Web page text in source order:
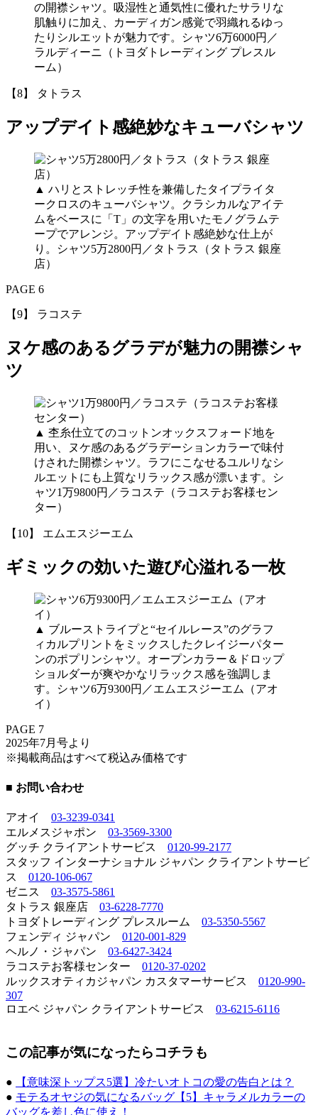
の開襟シャツ。吸湿性と通気性に優れたサラリな
肌触りに加え、カーディガン感覚で羽織れるゆっ
たりシルエットが魅力です。シャツ6万6000円／
ラルディーニ（トヨダトレーディング プレスル
ーム）
【8】 タトラス
アップデイト感絶妙なキューバシャツ
▲ ハリとストレッチ性を兼備したタイプライタ
ークロスのキューバシャツ。クラシカルなアイテ
ムをベースに「T」の文字を用いたモノグラムテ
ープでアレンジ。アップデイト感絶妙な仕上が
り。シャツ5万2800円／タトラス（タトラス 銀座
店）
PAGE 6
【9】 ラコステ
ヌケ感のあるグラデが魅力の開襟シャ
ツ
▲ 杢糸仕立てのコットンオックスフォード地を
用い、ヌケ感のあるグラデーションカラーで味付
けされた開襟シャツ。ラフにこなせるユルリなシ
ルエットにも上質なリラックス感が漂います。シ
ャツ1万9800円／ラコステ（ラコステお客様セン
ター）
【10】 エムエスジーエム
ギミックの効いた遊び心溢れる一枚
▲ ブルーストライプと“セイルレース”のグラフ
ィカルプリントをミックスしたクレイジーパター
ンのポプリンシャツ。オープンカラー＆ドロップ
ショルダーが爽やかなリラックス感を強調しま
す。シャツ6万9300円／エムエスジーエム（アオ
イ）
PAGE 7
2025年7月号より
※掲載商品はすべて税込み価格です
■ お問い合わせ
アオイ 03-3239-0341
エルメスジャポン 03-3569-3300
グッチ クライアントサービス 0120-99-2177
スタッフ インターナショナル ジャパン クライアントサービ
ス 0120-106-067
ゼニス 03-3575-5861
タトラス 銀座店 03-6228-7770
トヨダトレーディング プレスルーム 03-5350-5567
フェンディ ジャパン 0120-001-829
ヘルノ・ジャパン 03-6427-3424
ラコステお客様センター 0120-37-0202
ルックスオティカジャパン カスタマーサービス 0120-990-
307
ロエベ ジャパン クライアントサービス 03-6215-6116
この記事が気になったらコチラも
●
【意味深トップス5選】冷たいオトコの愛の告白とは？
● モテるオヤジの気になるバッグ【5】キャラメルカラーの
バッグを差し色に使え！